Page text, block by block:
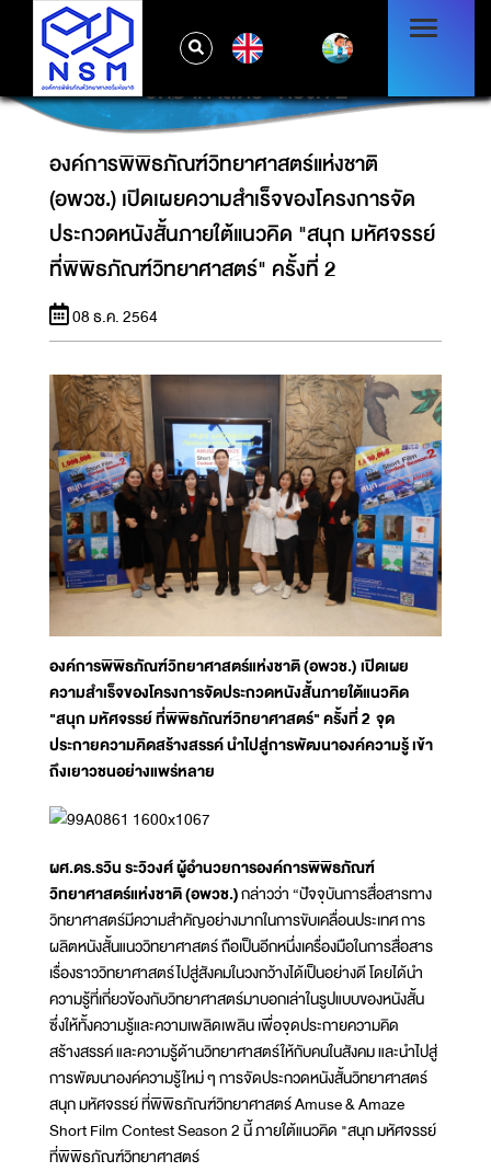
องค์การพิพิธภัณฑ์วิทยาศาสตร์แห่งชาติ (อพวช.)
เปิดเผยความสำเร็จของโครงการจัดประกวดหนัง
สั้นภายใต้แนวคิด "สนุก มหัศจรรย์ ที่พิพิธภัณฑ์
วิทยาศาสตร์" ครั้งที่ 2
องค์การพิพิธภัณฑ์วิทยาศาสตร์แห่งชาติ
(อพวช.) เปิดเผยความสำเร็จของโครงการจัด
ประกวดหนังสั้นภายใต้แนวคิด "สนุก มหัศจรรย์
ที่พิพิธภัณฑ์วิทยาศาสตร์" ครั้งที่ 2
08 ธ.ค. 2564
องค์การพิพิธภัณฑ์วิทยาศาสตร์แห่งชาติ (อพวช.) เปิดเผย
ความสำเร็จของโครงการจัดประกวดหนังสั้นภายใต้แนวคิด
"สนุก มหัศจรรย์ ที่พิพิธภัณฑ์วิทยาศาสตร์" ครั้งที่ 2 จุด
ประกายความคิดสร้างสรรค์ นำไปสู่การพัฒนาองค์ความรู้ เข้า
ถึงเยาวชนอย่างแพร่หลาย
ผศ.ดร.รวิน ระวิวงศ์ ผู้อำนวยการองค์การพิพิธภัณฑ์
วิทยาศาสตร์แห่งชาติ (อพวช.)กล่าวว่า “ปัจจุบันการสื่อสารทาง
วิทยาศาสตร์มีความสำคัญอย่างมากในการขับเคลื่อนประเทศ การ
ผลิตหนังสั้นแนววิทยาศาสตร์ ถือเป็นอีกหนึ่งเครื่องมือในการสื่อสาร
เรื่องราววิทยาศาสตร์ไปสู่สังคมในวงกว้างได้เป็นอย่างดี โดยได้นำ
ความรู้ที่เกี่ยวข้องกับวิทยาศาสตร์มาบอกเล่าในรูปแบบของหนังสั้น
ซึ่งให้ทั้งความรู้และความเพลิดเพลิน เพื่อจุดประกายความคิด
สร้างสรรค์ และความรู้ด้านวิทยาศาสตร์ให้กับคนในสังคม และนำไปสู่
การพัฒนาองค์ความรู้ใหม่ ๆ การจัดประกวดหนังสั้นวิทยาศาสตร์
สนุก มหัศจรรย์ ที่พิพิธภัณฑ์วิทยาศาสตร์ Amuse & Amaze
Short Film Contest Season 2 นี้ ภายใต้แนวคิด "สนุก มหัศจรรย์
ที่พิพิธภัณฑ์วิทยาศาสตร์